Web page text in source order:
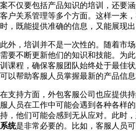
案不仅要包括产品知识的培训，还要
客户关系管理等多个方面。这样一来
时，既能提供准确的信息，又能展现出
此外，培训并不是一次性的。随着市
需要不断更新他们的知识和技能。为
训课程，确保客服团队始终处于最佳状
可以帮助客服人员掌握最新的产品信息
在支持方面，外包客服公司也应提供
服人员在工作中可能会遇到各种各样
持，他们可能会感到无从应对。此时
系统是非常必要的。比如，客服人员